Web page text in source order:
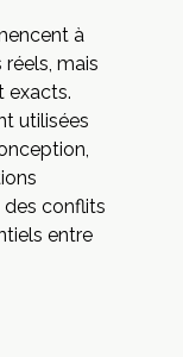
à
mais
exacts.
utilisées
conflits
entre